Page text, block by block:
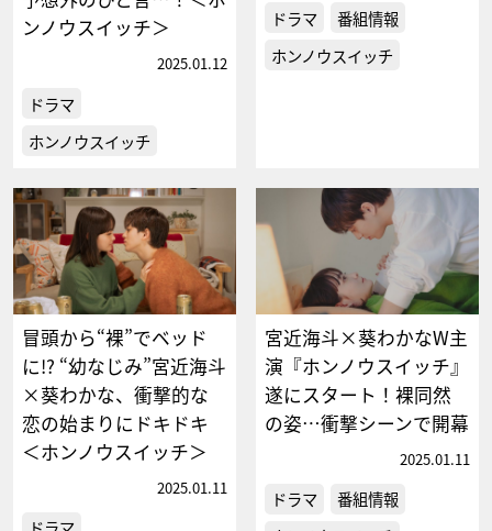
ンノウスイッチ＞
2025.01.12
ドラマ
ホンノウスイッチ
ドラマ
番組情報
ホンノウスイッチ
冒頭から“裸”でベッド
に!? “幼なじみ”宮近海斗
×葵わかな、衝撃的な
恋の始まりにドキドキ
＜ホンノウスイッチ＞
2025.01.11
宮近海斗×葵わかなW主
演『ホンノウスイッチ』
遂にスタート！裸同然
の姿…衝撃シーンで開幕
2025.01.11
ドラマ
番組情報